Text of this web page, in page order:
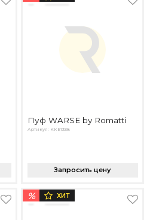
Пуф WARSE by Romatti
Артикул: KKE1338
Запросить цену
% ХИТ